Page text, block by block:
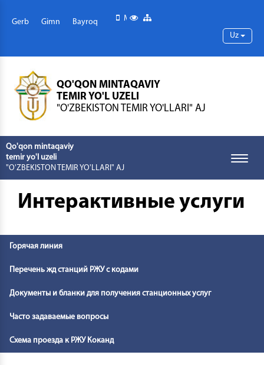
Gerb Gimn Bayroq Mobil versiya
Maxsus imkoniyatlar
Uz
QO'QON MINTAQAVIY
TEMIR YO'L UZELI
"O'ZBEKISTON TEMIR YO'LLARI" AJ
Qo'qon mintaqaviy
temir yo'l uzeli
"O'ZBEKISTON TEMIR YO'LLARI" AJ
Toggle
Интерактивные услуги
Горячая линия
Перечень жд станций РЖУ с кодами
Документы и бланки для получения станционных услуг
Часто задаваемые вопросы
Схема проезда к РЖУ Коканд